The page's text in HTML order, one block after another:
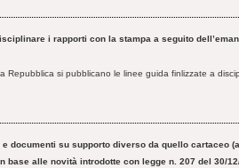
i rapporti con la stampa a seguito
Repubblica si pubblicano le linee guida finlizzate a
documenti su supporto diverso da quello cartaceo
base alle novità introdotte con legge n. 207 del 30/